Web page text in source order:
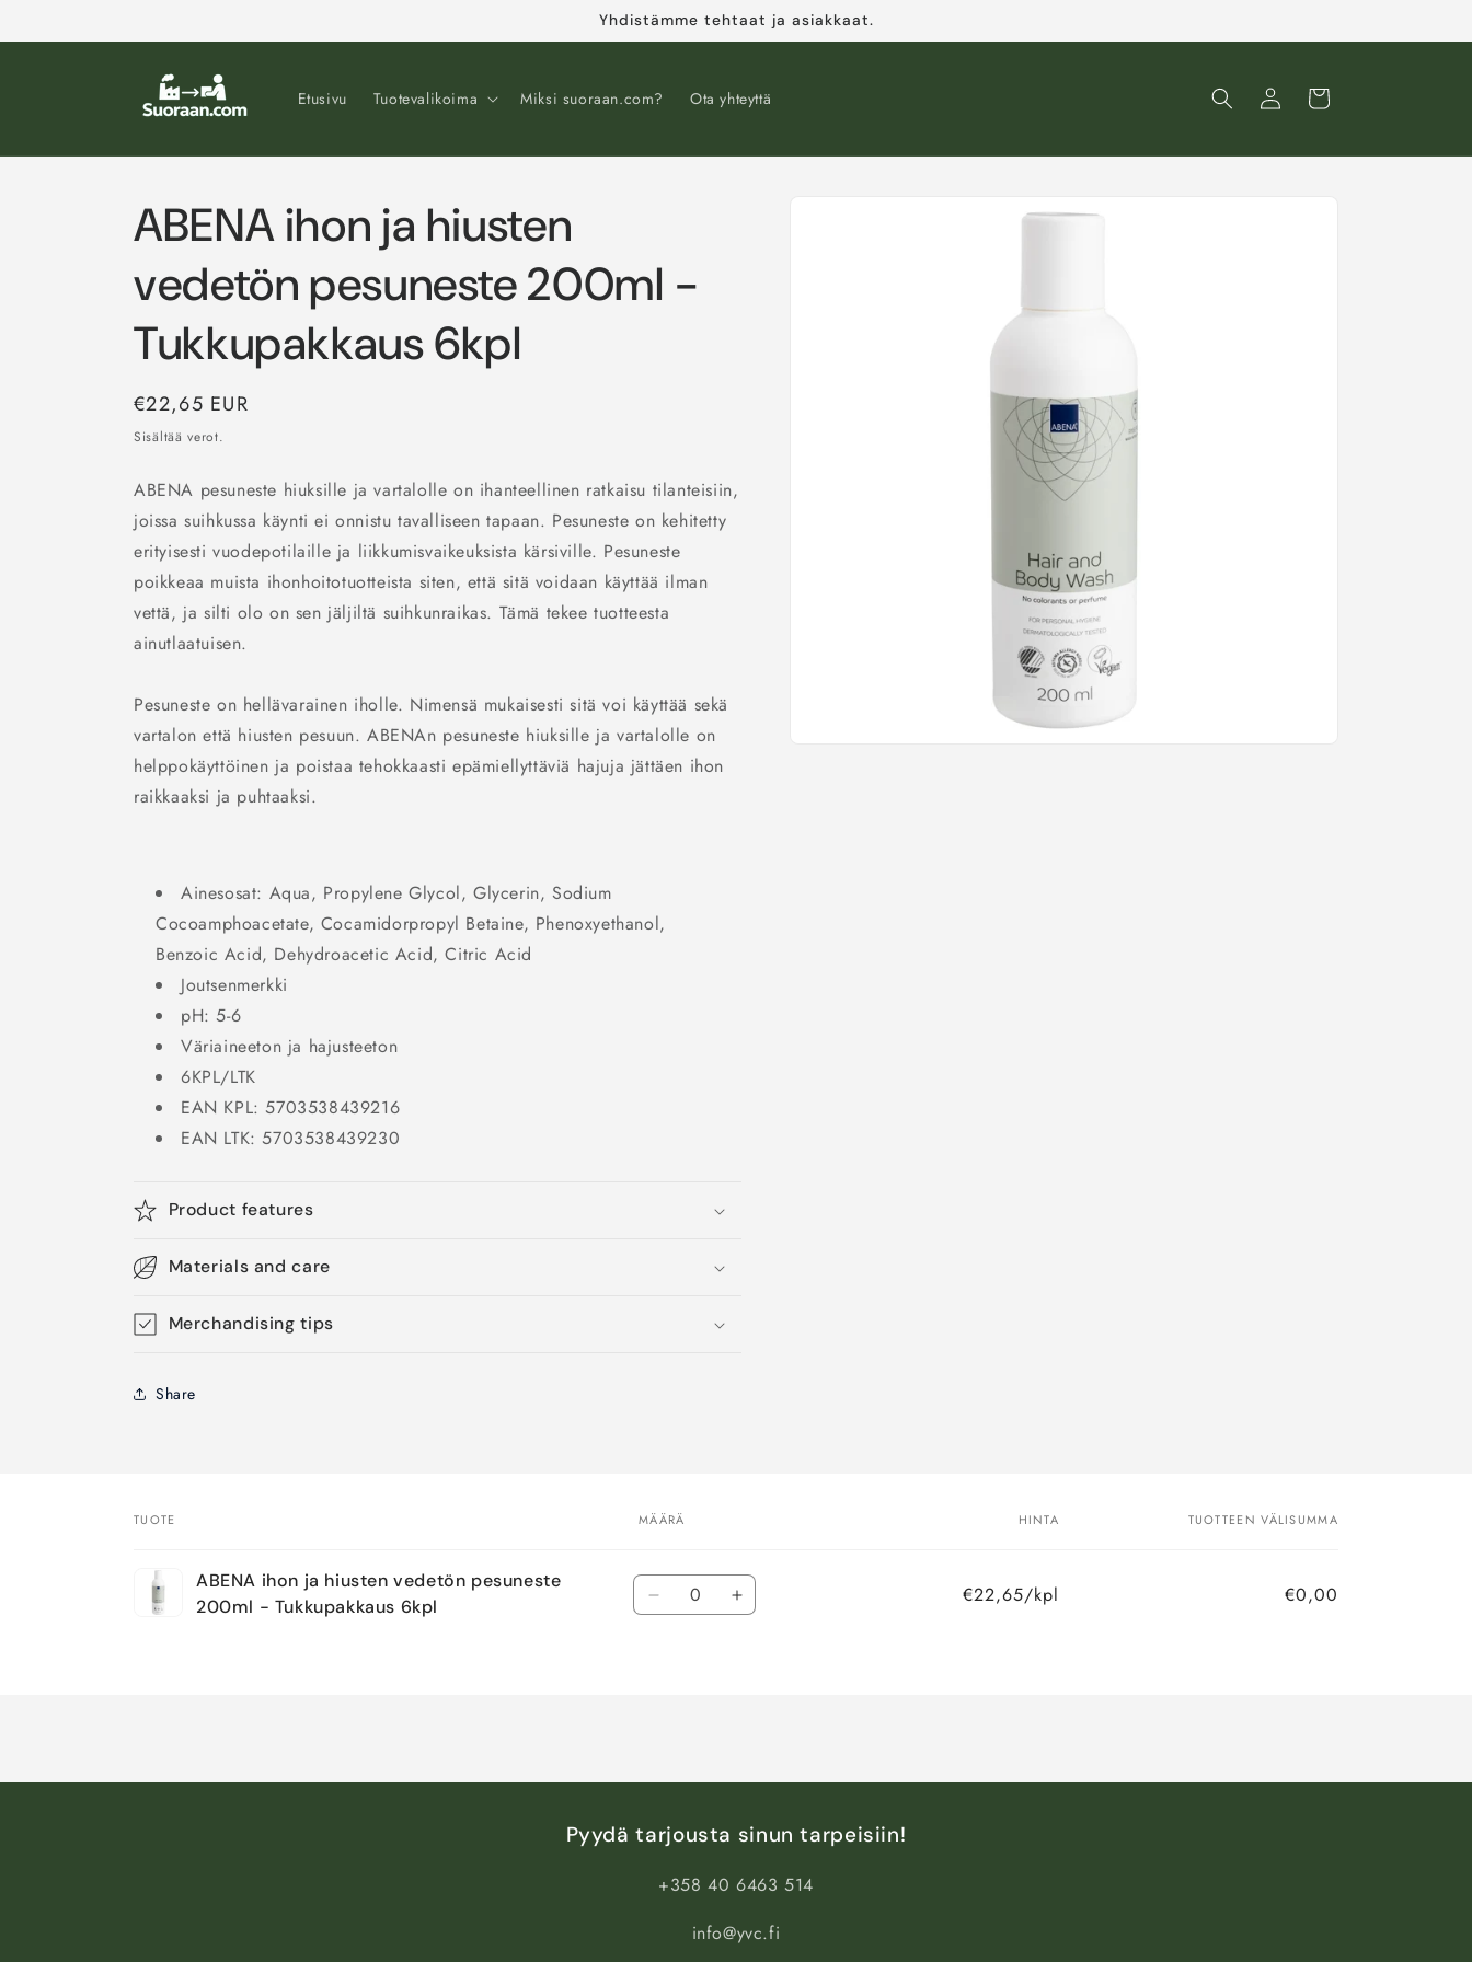
sisältöön
Yhdistämme tehtaat ja asiakkaat.
Etusivu Tuotevalikoima Miksi suoraan.com? Ota yhteyttä
Kirjaudu
sisään
Ostoskori
ABENA ihon ja hiusten
vedetön pesuneste 200ml -
Tukkupakkaus 6kpl
Normaalihinta
€22,65 EUR
Sisältää verot.
ABENA pesuneste hiuksille ja vartalolle on ihanteellinen ratkaisu tilanteisiin,
joissa suihkussa käynti ei onnistu tavalliseen tapaan. Pesuneste on kehitetty
erityisesti vuodepotilaille ja liikkumisvaikeuksista kärsiville. Pesuneste
poikkeaa muista ihonhoitotuotteista siten, että sitä voidaan käyttää ilman
vettä, ja silti olo on sen jäljiltä suihkunraikas. Tämä tekee tuotteesta
ainutlaatuisen.
Pesuneste on hellävarainen iholle. Nimensä mukaisesti sitä voi käyttää sekä
vartalon että hiusten pesuun. ABENAn pesuneste hiuksille ja vartalolle on
helppokäyttöinen ja poistaa tehokkaasti epämiellyttäviä hajuja jättäen ihon
raikkaaksi ja puhtaaksi.
Ainesosat: Aqua, Propylene Glycol, Glycerin, Sodium
Cocoamphoacetate, Cocamidorpropyl Betaine, Phenoxyethanol,
Benzoic Acid, Dehydroacetic Acid, Citric Acid
Joutsenmerkki
pH: 5-6
Väriaineeton ja hajusteeton
6KPL/LTK
EAN KPL: 5703538439216
EAN LTK: 5703538439230
Product features
Materials and care
Merchandising tips
Share
Ostoskorisi
TUOTE MÄÄRÄ HINTA TUOTTEEN VÄLISUMMA
ABENA ihon ja hiusten vedetön pesuneste
200ml - Tukkupakkaus 6kpl
Määrä
Vähennä
Lisää
€22,65/kpl €0,00
Pyydä tarjousta sinun tarpeisiin!
+358 40 6463 514
info@yvc.fi